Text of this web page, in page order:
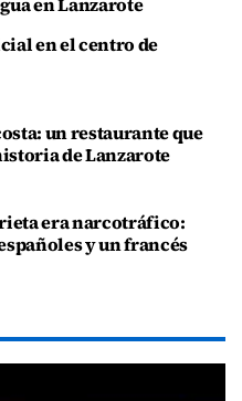
en el centro de
un restaurante que
de Lanzarote
era narcotráfico:
y un francés